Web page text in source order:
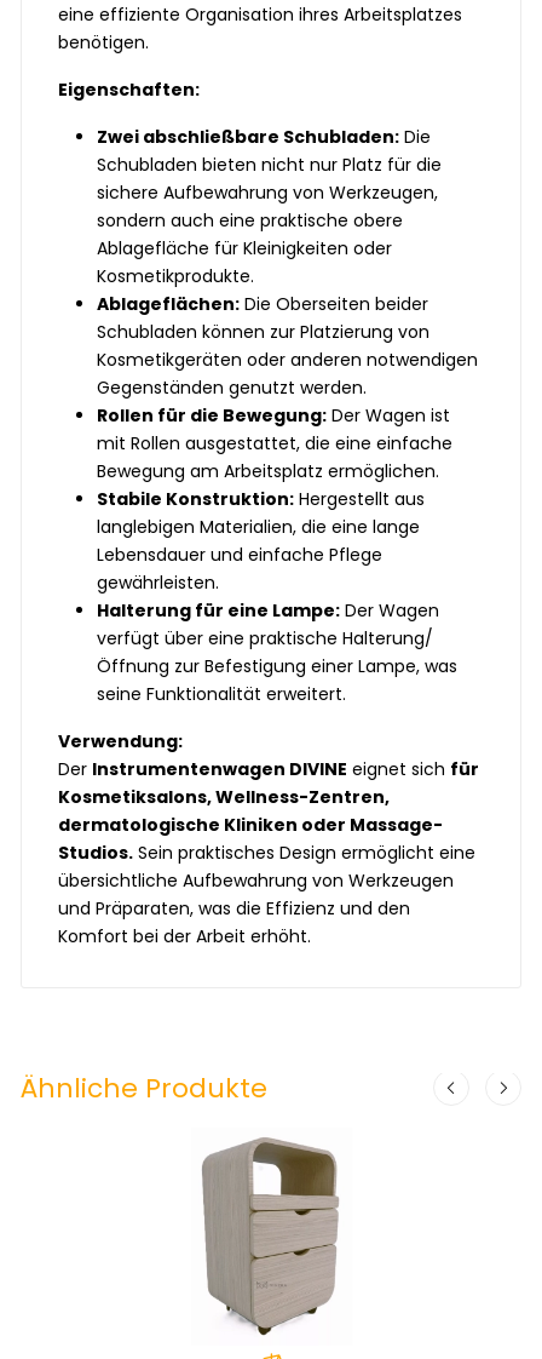
eine effiziente Organisation ihres Arbeitsplatzes
benötigen.
Eigenschaften:
Zwei abschließbare Schubladen: Die
Schubladen bieten nicht nur Platz für die
sichere Aufbewahrung von Werkzeugen,
sondern auch eine praktische obere
Ablagefläche für Kleinigkeiten oder
Kosmetikprodukte.
Ablageflächen: Die Oberseiten beider
Schubladen können zur Platzierung von
Kosmetikgeräten oder anderen notwendigen
Gegenständen genutzt werden.
Rollen für die Bewegung: Der Wagen ist
mit Rollen ausgestattet, die eine einfache
Bewegung am Arbeitsplatz ermöglichen.
Stabile Konstruktion: Hergestellt aus
langlebigen Materialien, die eine lange
Lebensdauer und einfache Pflege
gewährleisten.
Halterung für eine Lampe: Der Wagen
verfügt über eine praktische Halterung/
Öffnung zur Befestigung einer Lampe, was
seine Funktionalität erweitert.
Verwendung:
Der Instrumentenwagen DIVINE eignet sich für
Kosmetiksalons, Wellness-Zentren,
dermatologische Kliniken oder Massage-
Studios. Sein praktisches Design ermöglicht eine
übersichtliche Aufbewahrung von Werkzeugen
und Präparaten, was die Effizienz und den
Komfort bei der Arbeit erhöht.
Ähnliche Produkte